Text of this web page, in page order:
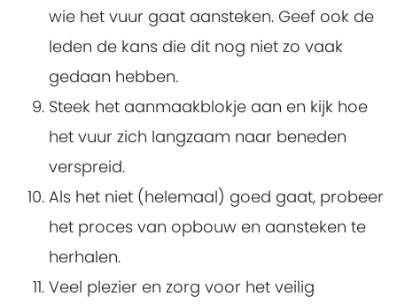
wie het vuur gaat aansteken. Geef ook de
leden de kans die dit nog niet zo vaak
gedaan hebben.
Steek het aanmaakblokje aan en kijk hoe
het vuur zich langzaam naar beneden
verspreid.
Als het niet (helemaal) goed gaat, probeer
het proces van opbouw en aansteken te
herhalen.
Veel plezier en zorg voor het veilig